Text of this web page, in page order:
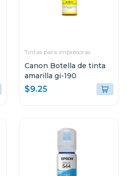
Tintas para impresoras
Canon Botella de tinta
amarilla gi-190
$9.25